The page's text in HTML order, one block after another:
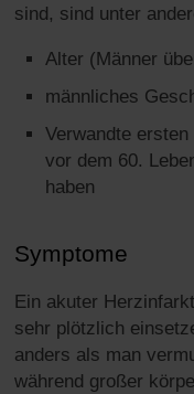
sind, sind unter
Alter (Männer
männliches
Verwandte
vor dem 60.
haben
Symptome
Ein akuter
sehr plötzlich
anders als man
während großer